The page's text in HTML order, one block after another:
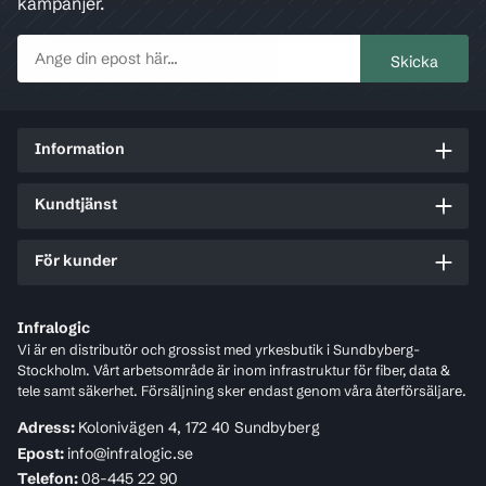
Infralogic
Vi är en distributör och grossist med yrkesbutik i Sundbyberg-
Stockholm. Vårt arbetsområde är inom infrastruktur för fiber, data &
tele samt säkerhet. Försäljning sker endast genom våra återförsäljare.
Adress: Kolonivägen 4, 172 40 Sundbyberg
Epost:info@infralogic.se
Telefon:08-445 22 90
Information
Kundtjänst
För kunder